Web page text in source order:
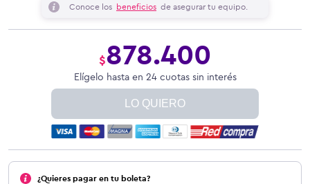
Conoce los beneficios de asegurar tu equipo.
$878.400
Elígelo hasta en 24 cuotas sin interés
LO QUIERO
¿Quieres pagar en tu boleta?